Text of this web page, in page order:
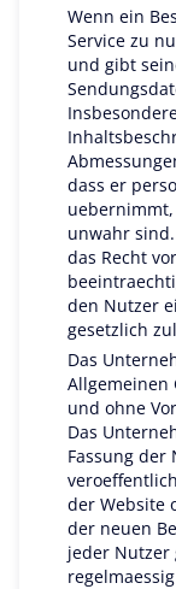
Wenn ein
Service zu
und gibt
dass er
unwahr
das Recht
den Nutzer
gesetzlich
Das
Allgemeinen
und ohne
Das
Fassung
der Website
der neuen
jeder Nutzer